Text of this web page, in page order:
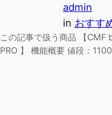
admin
in おすす
この記事で扱う商品 【CMF
PRO 】 機能概要 値段：